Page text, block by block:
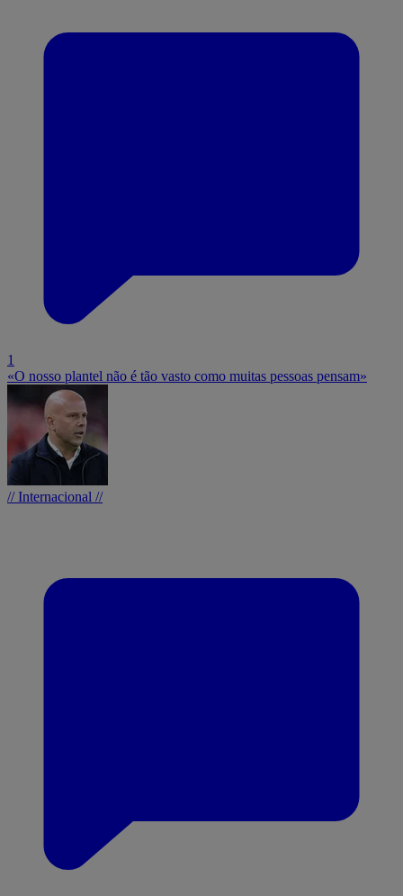
1
«O nosso plantel não é tão vasto como muitas pessoas pensam»
// Internacional //